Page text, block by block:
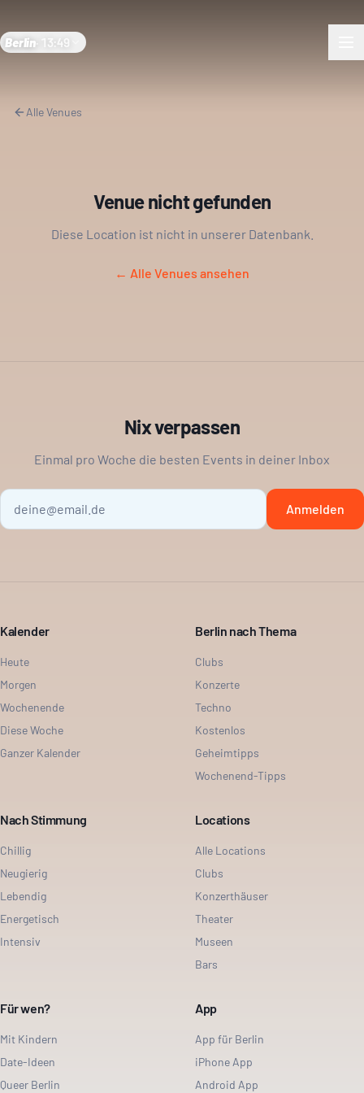
Berlin 13:49
Alle Venues
Venue nicht gefunden
Diese Location ist nicht in unserer Datenbank.
← Alle Venues ansehen
Nix verpassen
Einmal pro Woche die besten Events in deiner Inbox
Anmelden
Kalender
Heute
Morgen
Wochenende
Diese Woche
Ganzer Kalender
Berlin nach Thema
Clubs
Konzerte
Techno
Kostenlos
Geheimtipps
Wochenend-Tipps
Nach Stimmung
Chillig
Neugierig
Lebendig
Energetisch
Intensiv
Locations
Alle Locations
Clubs
Konzerthäuser
Theater
Museen
Bars
Für wen?
Mit Kindern
Date-Ideen
Queer Berlin
App
App für Berlin
iPhone App
Android App